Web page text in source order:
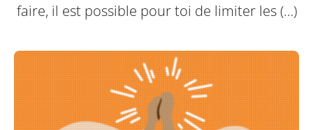
faire, il est possible pour toi de limiter les (…)